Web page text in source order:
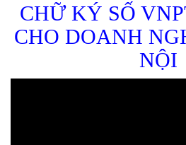
CHỮ KÝ SỐ
CHO DOANH
NỘI